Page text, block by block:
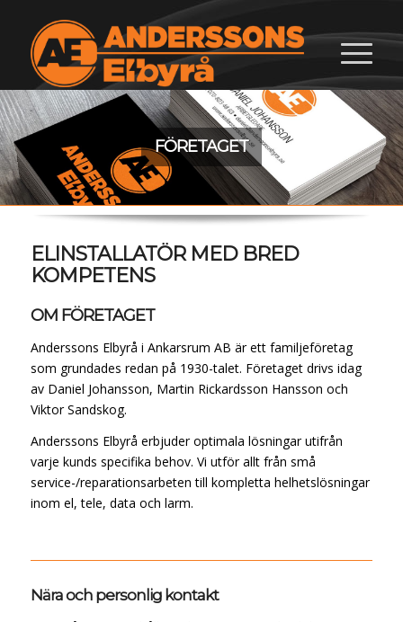
FÖRETAGET
ELINSTALLATÖR MED BRED
KOMPETENS
OM FÖRETAGET
Anderssons Elbyrå i Ankarsrum AB är ett familjeföretag
som grundades redan på 1930-talet. Företaget drivs idag
av Daniel Johansson, Martin Rickardsson Hansson och
Viktor Sandskog.
Anderssons Elbyrå erbjuder optimala lösningar utifrån
varje kunds specifika behov. Vi utför allt från små
service-/reparationsarbeten till kompletta helhetslösningar
inom el, tele, data och larm.
Nära och personlig kontakt